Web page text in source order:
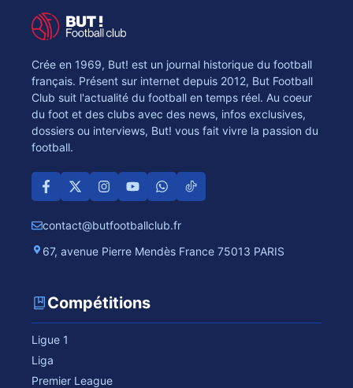
Crée en 1969, But! est un journal historique du football
français. Présent sur internet depuis 2012, But Football
Club suit l'actualité du football en temps réel. Au coeur
du foot et des clubs avec des news, infos exclusives,
dossiers ou interviews, But! vous fait vivre la passion du
football.
contact@butfootballclub.fr
67, avenue Pierre Mendès France 75013 PARIS
Compétitions
Ligue 1
Liga
Premier League